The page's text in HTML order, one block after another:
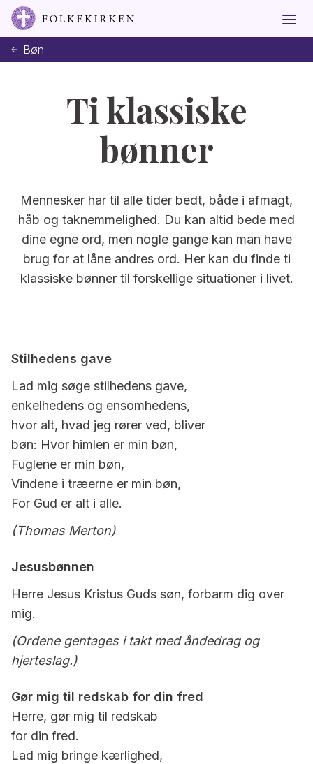
Bøn
Ti klassiske
bønner
Mennesker har til alle tider bedt, både i afmagt,
håb og taknemmelighed. Du kan altid bede med
dine egne ord, men nogle gange kan man have
brug for at låne andres ord. Her kan du finde ti
klassiske bønner til forskellige situationer i livet.
Stilhedens gave
Lad mig søge stilhedens gave,
enkelhedens og ensomhedens,
hvor alt, hvad jeg rører ved, bliver
bøn: Hvor himlen er min bøn,
Fuglene er min bøn,
Vindene i træerne er min bøn,
For Gud er alt i alle.
(Thomas Merton)
Jesusbønnen
Herre Jesus Kristus Guds søn, forbarm dig over
mig.
(Ordene gentages i takt med åndedrag og
hjerteslag.)
Gør mig til redskab for din fred
Herre, gør mig til redskab
for din fred.
Lad mig bringe kærlighed,